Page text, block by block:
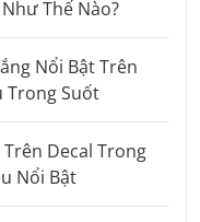
Thế Nào?
Nổi Bật Trên
Trong Suốt
Decal Trong
Nổi Bật